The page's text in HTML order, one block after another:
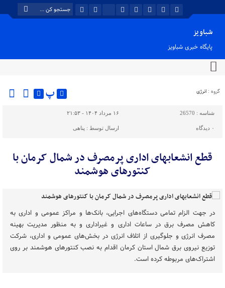
شباویز
پایگاه خبری شباویز
گروه : انرژی پ
شناسه : 26570 ۱۶ مرداد ۱۴۰۴ - ۲۱:۵۳
۰ دیدگاه ارسال توسط : پناهی
قطع انشعابهای اداری پرمصرف در شمال کرمان با
کنتورهای هوشمند
در جهت الزام تمامی دستگاه‌های اجرایی، بانک‌ها و مراکز عمومی و اداری به
کاهش مصرف برق در ساعات اداری و غیراداری و به منظور مدیریت بهینه
مصرف انرژی و جلوگیری از اتلاف انرژی در بخش‌های عمومی و اداری، شرکت
توزیع نیروی برق شمال استان کرمان اقدام به نصب کنتورهای هوشمند بر روی
اشتراک‌های مربوطه کرده است.